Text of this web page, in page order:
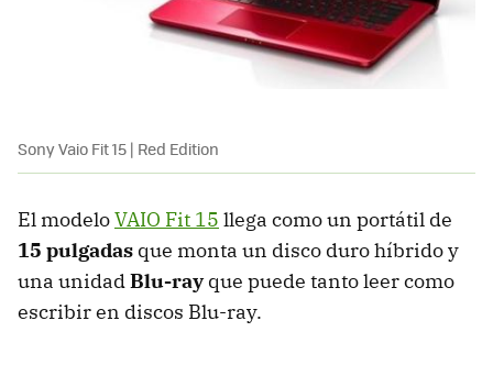
Sony Vaio Fit 15 | Red Edition
El modeloVAIO Fit 15 llega como un portátil de
15 pulgadas que monta un disco duro híbrido y
una unidadBlu-rayque puede tanto leer como
escribir en discos Blu-ray.